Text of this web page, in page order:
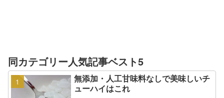
同カテゴリー人気記事ベスト5
無添加・人工甘味料なしで美味しいチ
ューハイはこれ